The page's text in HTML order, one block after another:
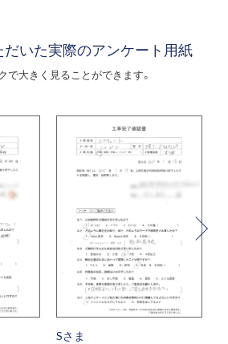
いた実際のアンケート用紙
で大きく見ることができます。
Sさま